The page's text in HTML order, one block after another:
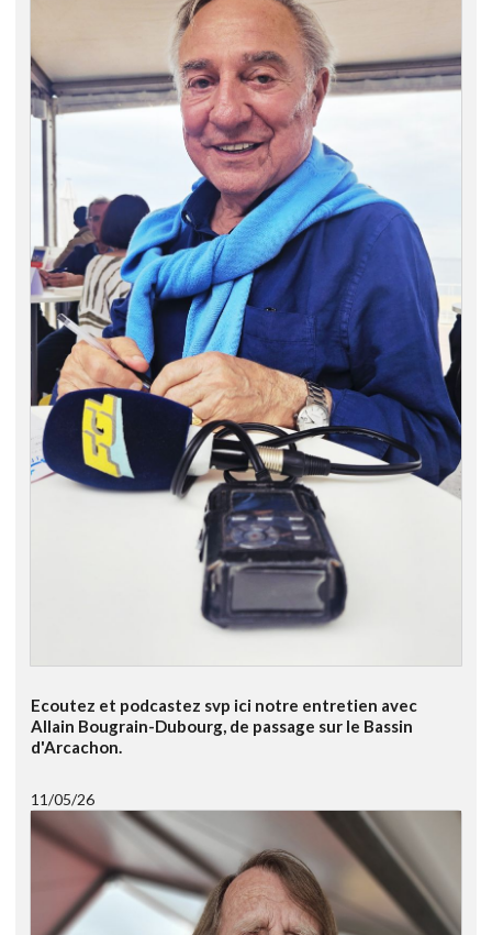
Ecoutez et podcastez svp ici notre entretien avec
Allain Bougrain-Dubourg, de passage sur le Bassin
d'Arcachon.
11/05/26